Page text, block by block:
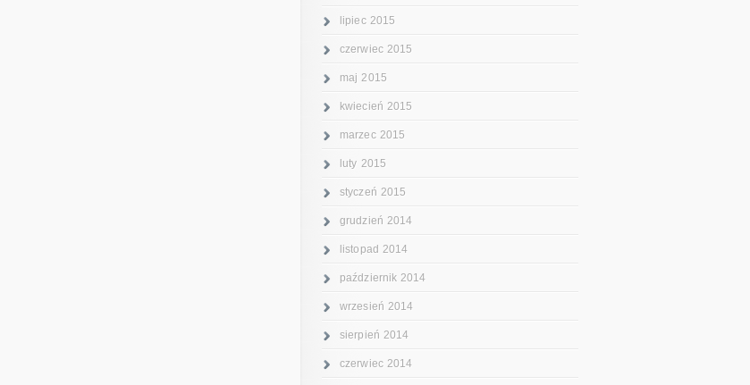
lipiec 2015
czerwiec 2015
maj 2015
kwiecień 2015
marzec 2015
luty 2015
styczeń 2015
grudzień 2014
listopad 2014
październik 2014
wrzesień 2014
sierpień 2014
czerwiec 2014